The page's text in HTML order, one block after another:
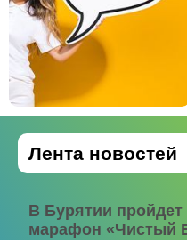
Лента новостей
В Бурятии
марафон «Чистый